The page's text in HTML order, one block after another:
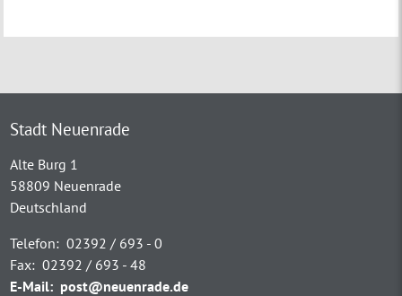
Stadt Neuenrade
Alte Burg 1
58809 Neuenrade
Deutschland
Telefon: 02392 / 693 - 0
Fax: 02392 / 693 - 48
E-Mail: post@neuenrade.de